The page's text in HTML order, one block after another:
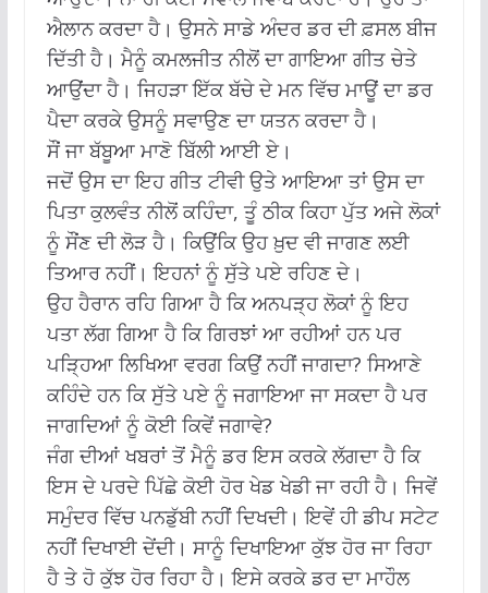
ਐਲਾਨ ਕਰਦਾ ਹੈ। ਉਸਨੇ ਸਾਡੇ ਅੰਦਰ ਡਰ ਦੀ ਫ਼ਸਲ ਬੀਜ
ਦਿੱਤੀ ਹੈ। ਮੈਨੂੰ ਕਮਲਜੀਤ ਨੀਲੋਂ ਦਾ ਗਾਇਆ ਗੀਤ ਚੇਤੇ
ਆਉਂਦਾ ਹੈ। ਜਿਹੜਾ ਇੱਕ ਬੱਚੇ ਦੇ ਮਨ ਵਿੱਚ ਮਾਊਂ ਦਾ ਡਰ
ਪੈਦਾ ਕਰਕੇ ਉਸਨੂੰ ਸਵਾਉਣ ਦਾ ਯਤਨ ਕਰਦਾ ਹੈ।
ਸੌਂ ਜਾ ਬੱਬੂਆ ਮਾਣੋ ਬਿੱਲੀ ਆਈ ਏ।
ਜਦੋਂ ਉਸ ਦਾ ਇਹ ਗੀਤ ਟੀਵੀ ਉਤੇ ਆਇਆ ਤਾਂ ਉਸ ਦਾ
ਪਿਤਾ ਕੁਲਵੰਤ ਨੀਲੋਂ ਕਹਿੰਦਾ, ਤੂੰ ਠੀਕ ਕਿਹਾ ਪੁੱਤ ਅਜੇ ਲੋਕਾਂ
ਨੂੰ ਸੌਂਣ ਦੀ ਲੋੜ ਹੈ। ਕਿਉਂਕਿ ਉਹ ਖ਼ੁਦ ਵੀ ਜਾਗਣ ਲਈ
ਤਿਆਰ ਨਹੀਂ। ਇਹਨਾਂ ਨੂੰ ਸੁੱਤੇ ਪਏ ਰਹਿਣ ਦੇ।
ਉਹ ਹੈਰਾਨ ਰਹਿ ਗਿਆ ਹੈ ਕਿ ਅਨਪੜ੍ਹ ਲੋਕਾਂ ਨੂੰ ਇਹ
ਪਤਾ ਲੱਗ ਗਿਆ ਹੈ ਕਿ ਗਿਰਝਾਂ ਆ ਰਹੀਆਂ ਹਨ ਪਰ
ਪੜ੍ਹਿਆ ਲਿਖਿਆ ਵਰਗ ਕਿਉਂ ਨਹੀਂ ਜਾਗਦਾ? ਸਿਆਣੇ
ਕਹਿੰਦੇ ਹਨ ਕਿ ਸੁੱਤੇ ਪਏ ਨੂੰ ਜਗਾਇਆ ਜਾ ਸਕਦਾ ਹੈ ਪਰ
ਜਾਗਦਿਆਂ ਨੂੰ ਕੋਈ ਕਿਵੇਂ ਜਗਾਵੇ?
ਜੰਗ ਦੀਆਂ ਖਬਰਾਂ ਤੋਂ ਮੈਨੂੰ ਡਰ ਇਸ ਕਰਕੇ ਲੱਗਦਾ ਹੈ ਕਿ
ਇਸ ਦੇ ਪਰਦੇ ਪਿੱਛੇ ਕੋਈ ਹੋਰ ਖੇਡ ਖੇਡੀ ਜਾ ਰਹੀ ਹੈ। ਜਿਵੇਂ
ਸਮੁੰਦਰ ਵਿੱਚ ਪਨਡੁੱਬੀ ਨਹੀਂ ਦਿਖਦੀ। ਇਵੇਂ ਹੀ ਡੀਪ ਸਟੇਟ
ਨਹੀਂ ਦਿਖਾਈ ਦੇਂਦੀ। ਸਾਨੂੰ ਦਿਖਾਇਆ ਕੁੱਝ ਹੋਰ ਜਾ ਰਿਹਾ
ਹੈ ਤੇ ਹੋ ਕੁੱਝ ਹੋਰ ਰਿਹਾ ਹੈ। ਇਸੇ ਕਰਕੇ ਡਰ ਦਾ ਮਾਹੌਲ